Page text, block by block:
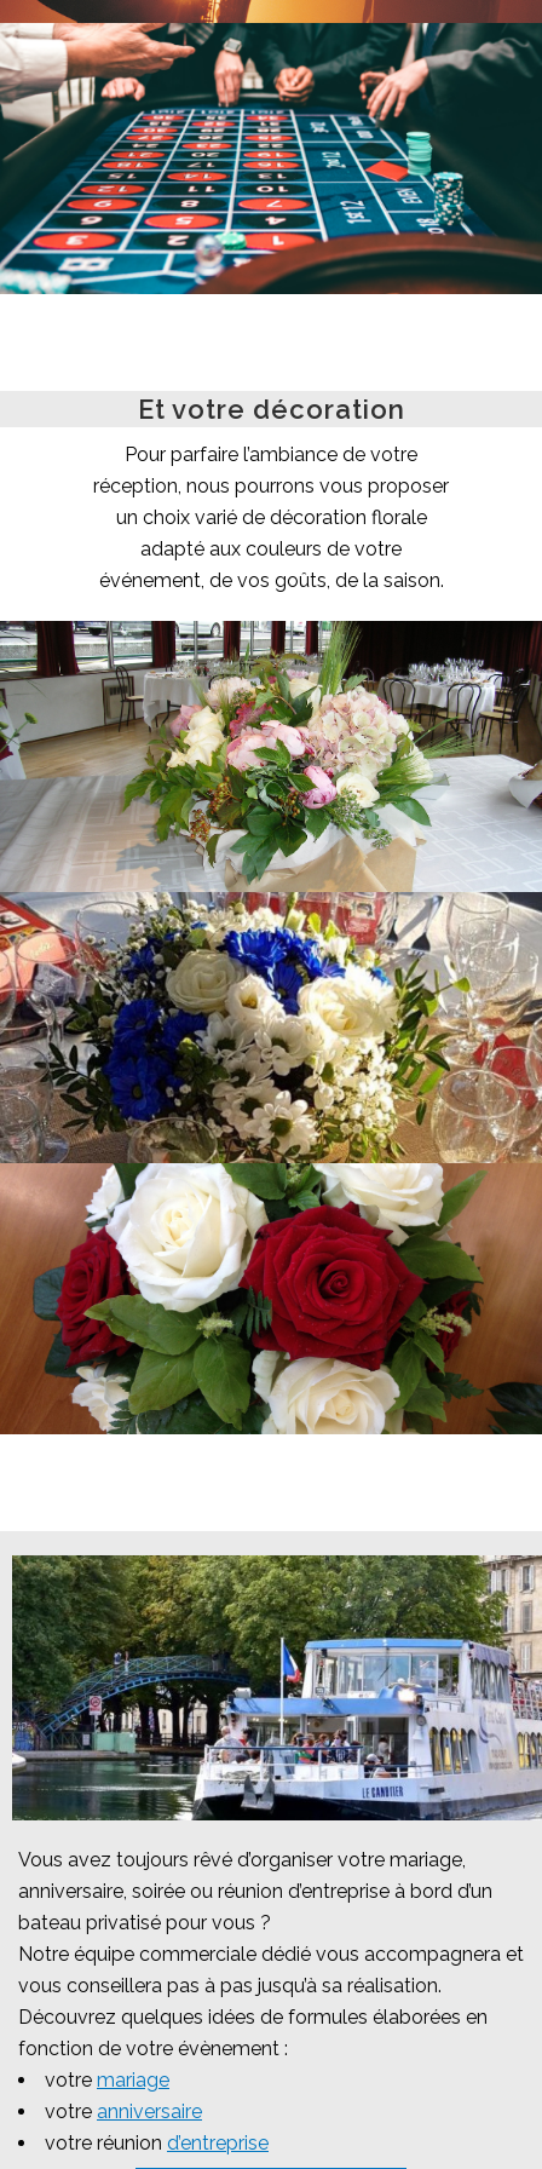
Et votre décoration
Pour parfaire l’ambiance de votre
réception, nous pourrons vous proposer
un choix varié de décoration florale
adapté aux couleurs de votre
événement, de vos goûts, de la saison.
Vous avez toujours rêvé d’organiser votre mariage,
anniversaire, soirée ou réunion d’entreprise à bord d’un
bateau privatisé pour vous ?
Notre équipe commerciale dédié vous accompagnera et
vous conseillera pas à pas jusqu’à sa réalisation.
Découvrez quelques idées de formules élaborées en
fonction de votre évènement :
votre mariage
votre anniversaire
votre réunion d’entreprise